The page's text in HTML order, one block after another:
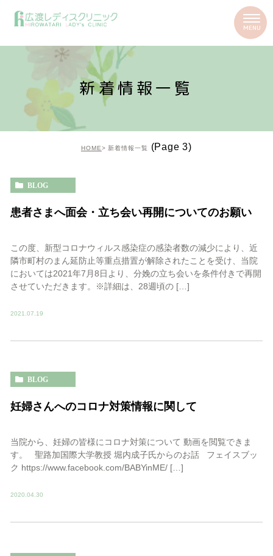
新着情報一覧
HOME 新着情報一覧 (Page 3)
BLOG
患者さまへ面会・立ち会い再開についてのお願い
この度、新型コロナウィルス感染症の感染者数の減少により、近
隣市町村のまん延防止等重点措置が解除されたことを受け、当院
においては2021年7月8日より、分娩の立ち会いを条件付きで再開
させていただきます。※詳細は、28週頃の […]
2021.07.19
BLOG
妊婦さんへのコロナ対策情報に関して
当院から、妊婦の皆様にコロナ対策について 動画を閲覧できま
す。 聖路加国際大学教授 堀内成子氏からのお話 フェイスブッ
ク https://www.facebook.com/BABYinME/ […]
2020.04.30